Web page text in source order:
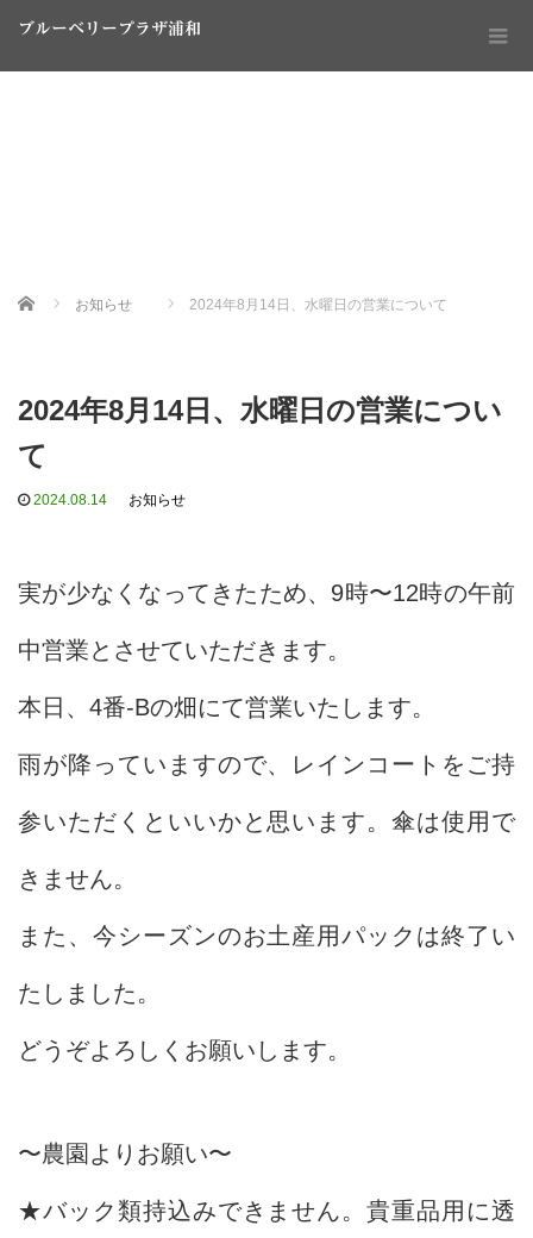
ブルーベリープラザ浦和
Home お知らせ 2024年8月14日、水曜日の営業について
2024年8月14日、水曜日の営業につい
て
2024.08.14 お知らせ
実が少なくなってきたため、9時〜12時の午前
中営業とさせていただきます。
本日、4番-Bの畑にて営業いたします。
雨が降っていますので、レインコートをご持
参いただくといいかと思います。傘は使用で
きません。
また、今シーズンのお土産用パックは終了い
たしました。
どうぞよろしくお願いします。
〜農園よりお願い〜
★バック類持込みできません。貴重品用に透